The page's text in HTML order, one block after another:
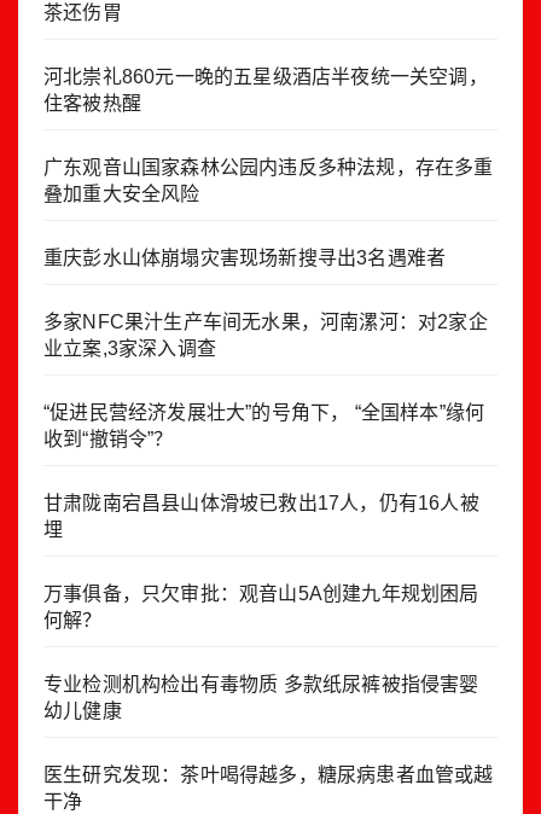
茶还伤胃
河北崇礼860元一晚的五星级酒店半夜统一关空调，
住客被热醒
广东观音山国家森林公园内违反多种法规，存在多重
叠加重大安全风险
重庆彭水山体崩塌灾害现场新搜寻出3名遇难者
多家NFC果汁生产车间无水果，河南漯河：对2家企
业立案,3家深入调查
“促进民营经济发展壮大”的号角下， “全国样本”缘何
收到“撤销令”？
甘肃陇南宕昌县山体滑坡已救出17人，仍有16人被
埋
万事俱备，只欠审批：观音山5A创建九年规划困局
何解？
专业检测机构检出有毒物质 多款纸尿裤被指侵害婴
幼儿健康
医生研究发现：茶叶喝得越多，糖尿病患者血管或越
干净